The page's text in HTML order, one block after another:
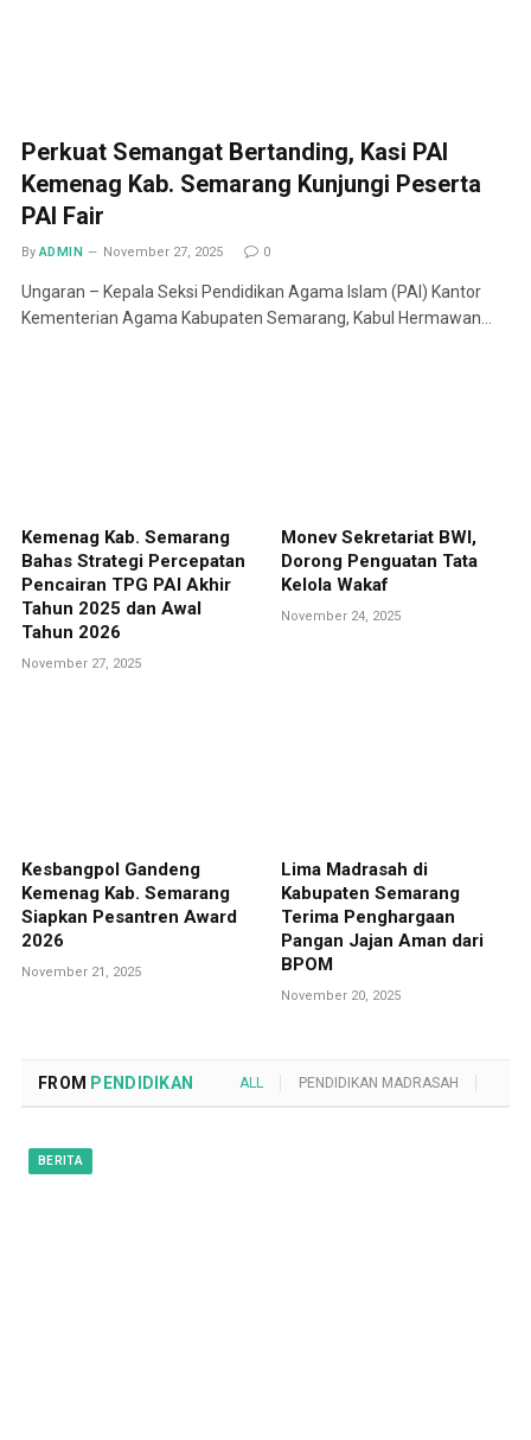
Perkuat Semangat Bertanding, Kasi PAI
Kemenag Kab. Semarang Kunjungi Peserta
PAI Fair
By ADMIN November 27, 2025 0
Ungaran – Kepala Seksi Pendidikan Agama Islam (PAI) Kantor
Kementerian Agama Kabupaten Semarang, Kabul Hermawan…
Kemenag Kab. Semarang
Bahas Strategi Percepatan
Pencairan TPG PAI Akhir
Tahun 2025 dan Awal
Tahun 2026
November 27, 2025
Monev Sekretariat BWI,
Dorong Penguatan Tata
Kelola Wakaf
November 24, 2025
Kesbangpol Gandeng
Kemenag Kab. Semarang
Siapkan Pesantren Award
2026
November 21, 2025
Lima Madrasah di
Kabupaten Semarang
Terima Penghargaan
Pangan Jajan Aman dari
BPOM
November 20, 2025
FROM PENDIDIKAN ALL PENDIDIKAN MADRASAH
BERITA